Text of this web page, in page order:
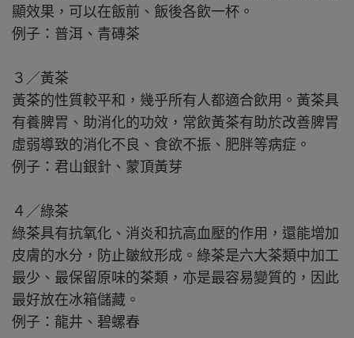
顯效果，可以在飯前、飯後各飲一杯。
例子：普洱、青磚茶
３／黃茶
黃茶的性質較平和，幾乎所有人都適合飲用。黃茶具
有養脾胃、助消化的功效，常飲黃茶有助於改善脾胃
虛弱導致的消化不良、食欲不振、肥胖等病症。
例子：君山銀針、蒙頂黃芽
４／綠茶
綠茶具有抗氧化、消炎和抗高血壓的作用，還能增加
皮膚的水分，防止皺紋形成。綠茶是六大茶類中加工
最少、最保留原味的茶類，亦是最容易變質的，因此
最好放在冰箱儲藏。
例子：龍井、碧螺春